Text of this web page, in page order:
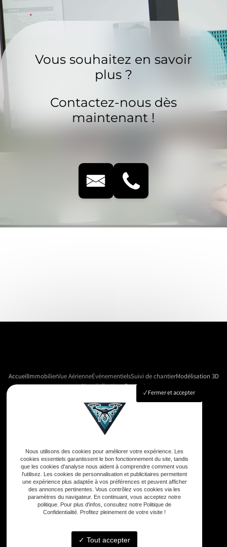
Vous souhaitez en savoir
plus ?
Contactez-nous dès
maintenant !
AccueilImmobilierVue AérienneÉvénementielsSuivi de chantierModélisation 3D
Nos réalisationsContact
Adresse
33590 Vensac
Téléphone
06 33 48 35 75
Email
Fermer et accepter
Nous utilisons des cookies pour améliorer votre expérience. Les
cookies essentiels garantissent le bon fonctionnement du site, tandis
que les cookies d'analyse nous aident à comprendre comment vous
l'utilisez. Les cookies de personnalisation et publicitaires permettent
une expérience plus adaptée à vos préférences et peuvent afficher
des annonces pertinentes. Vous contrôlez vos cookies via les
paramètres du navigateur. En continuant, vous acceptez notre
politique. Pour plus d'infos, consultez notre Politique de
Confidentialité. Profitez pleinement de votre visite !
Tout accepter